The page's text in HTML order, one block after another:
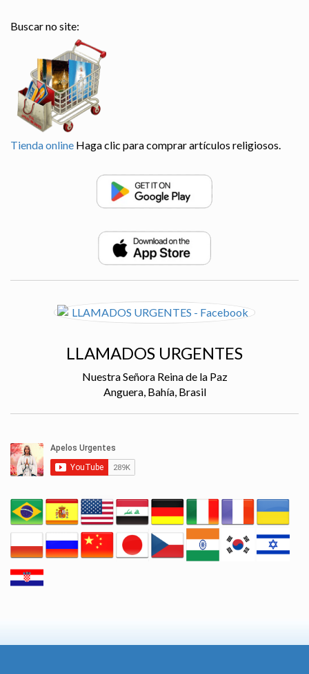
Buscar no site:
Tienda online Haga clic para comprar artículos religiosos.
LLAMADOS URGENTES
Nuestra Señora Reina de la Paz
Anguera, Bahía, Brasil